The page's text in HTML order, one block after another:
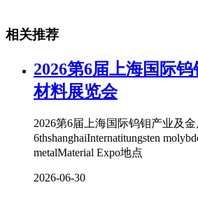
相关推荐
2026第6届上海国际
材料展览会
2026第6届上海国际钨钼产业及
6thshanghaiInternatitungsten
metalMaterial Expo地点
2026-06-30